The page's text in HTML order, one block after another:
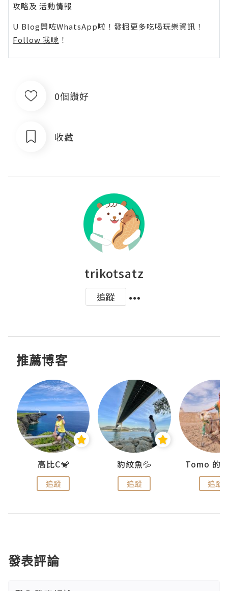
攻略及 活動情報
U Blog開咗WhatsApp啦！發掘更多吃喝玩樂資訊！
Follow 我哋 ！
0個讚好
收藏
trikotsatz
追蹤
推薦博客
高比C🐒
追蹤
豹紋魚💦
追蹤 追蹤
發表評論